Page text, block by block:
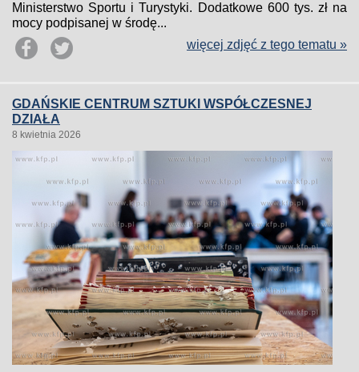
Ministerstwo Sportu i Turystyki. Dodatkowe 600 tys. zł na
mocy podpisanej w środę...
więcej zdjęć z tego tematu »
GDAŃSKIE CENTRUM SZTUKI WSPÓŁCZESNEJ
DZIAŁA
8 kwietnia 2026